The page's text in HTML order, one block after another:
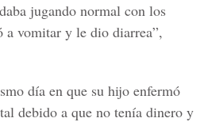
jugando normal con los
a vomitar y le dio diarrea”,
día en que su hijo enfermó
debido a que no tenía dinero y